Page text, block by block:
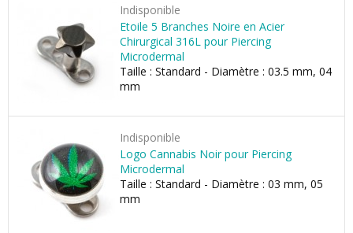
Indisponible
Etoile 5 Branches Noire en Acier
Chirurgical 316L pour Piercing
Microdermal
Taille : Standard - Diamètre : 03.5 mm, 04
mm
Indisponible
Logo Cannabis Noir pour Piercing
Microdermal
Taille : Standard - Diamètre : 03 mm, 05
mm